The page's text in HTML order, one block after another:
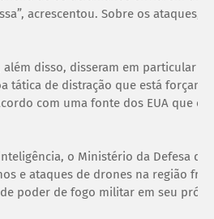
acrescentou. Sobre os ataques,
disso, disseram em particular
tática de distração que está
com uma fonte dos EUA que
o Ministério da Defesa
e ataques de drones na região
poder de fogo militar em seu